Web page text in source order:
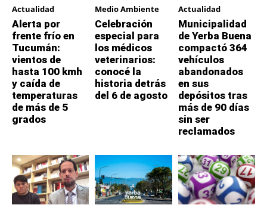
Actualidad
Alerta por
frente frío en
Tucumán:
vientos de
hasta 100 kmh
y caída de
temperaturas
de más de 5
grados
Medio Ambiente
Celebración
especial para
los médicos
veterinarios:
conocé la
historia detrás
del 6 de agosto
Actualidad
Municipalidad
de Yerba Buena
compactó 364
vehículos
abandonados
en sus
depósitos tras
más de 90 días
sin ser
reclamados